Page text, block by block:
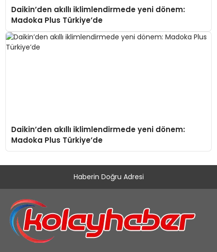
Daikin’den akıllı iklimlendirmede yeni dönem:
Madoka Plus Türkiye’de
Daikin’den akıllı iklimlendirmede yeni dönem:
Madoka Plus Türkiye’de
Haberin Doğru Adresi